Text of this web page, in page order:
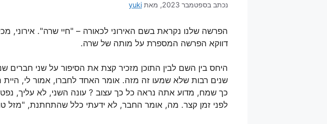
ספטמבר 2023 מאת yuki
הפרשה שלנו נקראת בשם האירוני לכאורה – "חיי שרה". אירוני,
דווקא הפרשה המספרת על מותה של שרה.
היחס בין השם לבין התוכן מזכיר קצת את הסיפור על שני חברים
שנים רבות שלא שמעו זה מזה. אומר האחד לחברו, אמור לי,
כך שמח, מדוע אתה נראה כל כך עצוב ? עונה השני, לא עליך,
לפני זמן קצר. מה, אומר החבר, לא ידעתי כלל שהתחתנת, "מזל